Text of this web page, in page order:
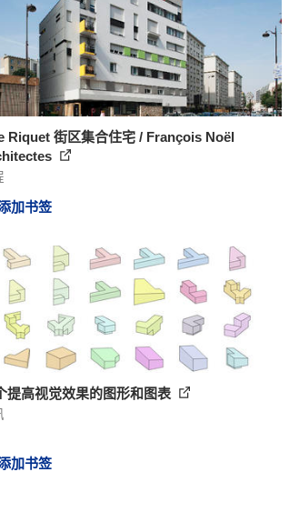
Riquet 街区集合住宅 / François Noël
加书签
提高视觉效果的图形和图表
加书签